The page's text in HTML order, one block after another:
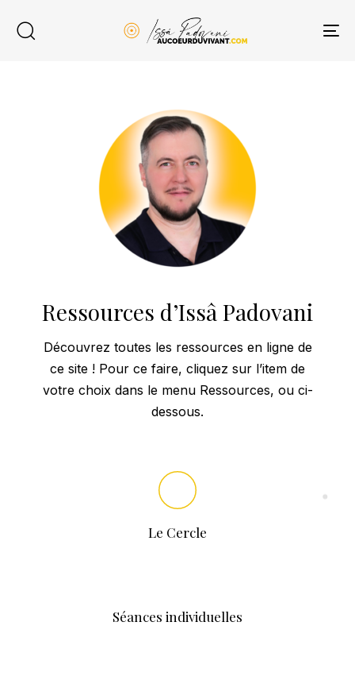
links to
Ressources d’Issâ Padovani
Découvrez toutes les ressources en ligne de
ce site ! Pour ce faire, cliquez sur l’item de
votre choix dans le menu Ressources, ou ci-
dessous.
Le Cercle
Séances individuelles